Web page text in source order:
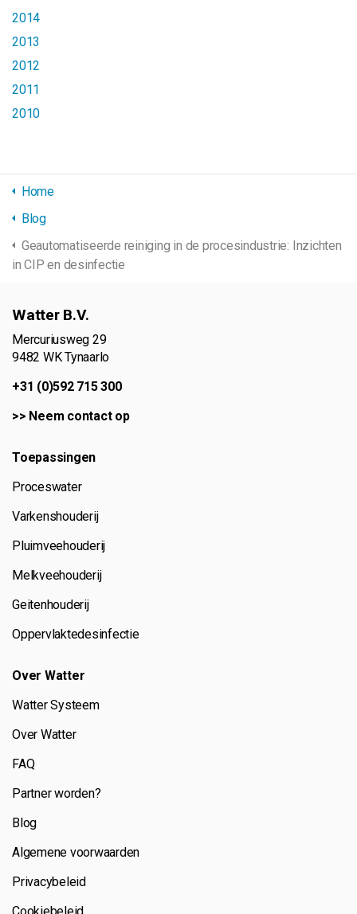
2014
2013
2012
2011
2010
Home
Blog
Geautomatiseerde reiniging in de procesindustrie: Inzichten
in CIP en desinfectie
Watter B.V.
Mercuriusweg 29
9482 WK Tynaarlo
+31 (0)592 715 300
>> Neem contact op
Toepassingen
Proceswater
Varkenshouderij
Pluimveehouderij
Melkveehouderij
Geitenhouderij
Oppervlaktedesinfectie
Over Watter
Watter Systeem
Over Watter
FAQ
Partner worden?
Blog
Algemene voorwaarden
Privacybeleid